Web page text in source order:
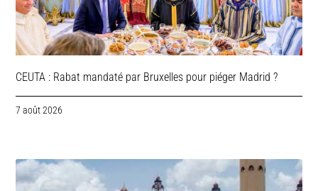
CEUTA : Rabat mandaté par Bruxelles pour piéger Madrid ?
7 août 2026